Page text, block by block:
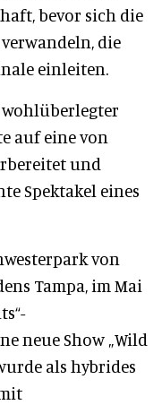
bevor sich die
die
einleiten.
auf eine von
und
Spektakel eines
von
Tampa, im Mai
neue Show „Wild
als hybrides